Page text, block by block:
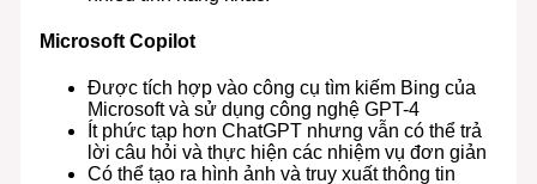
Microsoft Copilot
Được tích hợp vào công cụ tìm kiếm Bing của
Microsoft và sử dụng công nghệ GPT-4
Ít phức tạp hơn ChatGPT nhưng vẫn có thể trả
lời câu hỏi và thực hiện các nhiệm vụ đơn giản
Có thể tạo ra hình ảnh và truy xuất thông tin